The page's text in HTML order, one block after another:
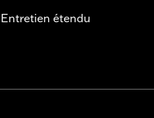
Entretien étendu